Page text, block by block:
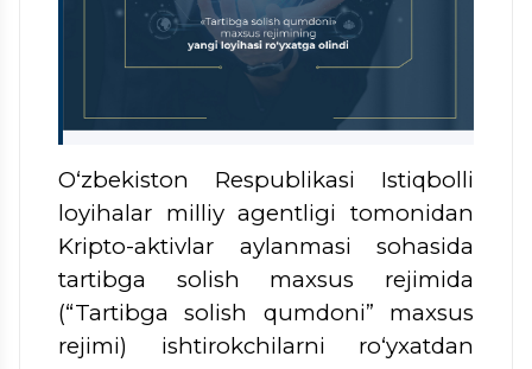
O‘zbekiston Respublikasi Istiqbolli
loyihalar milliy agentligi tomonidan
Kripto-aktivlar aylanmasi sohasida
tartibga solish maxsus rejimida
(“Tartibga solish qumdoni” maxsus
rejimi) ishtirokchilarni ro‘yxatdan